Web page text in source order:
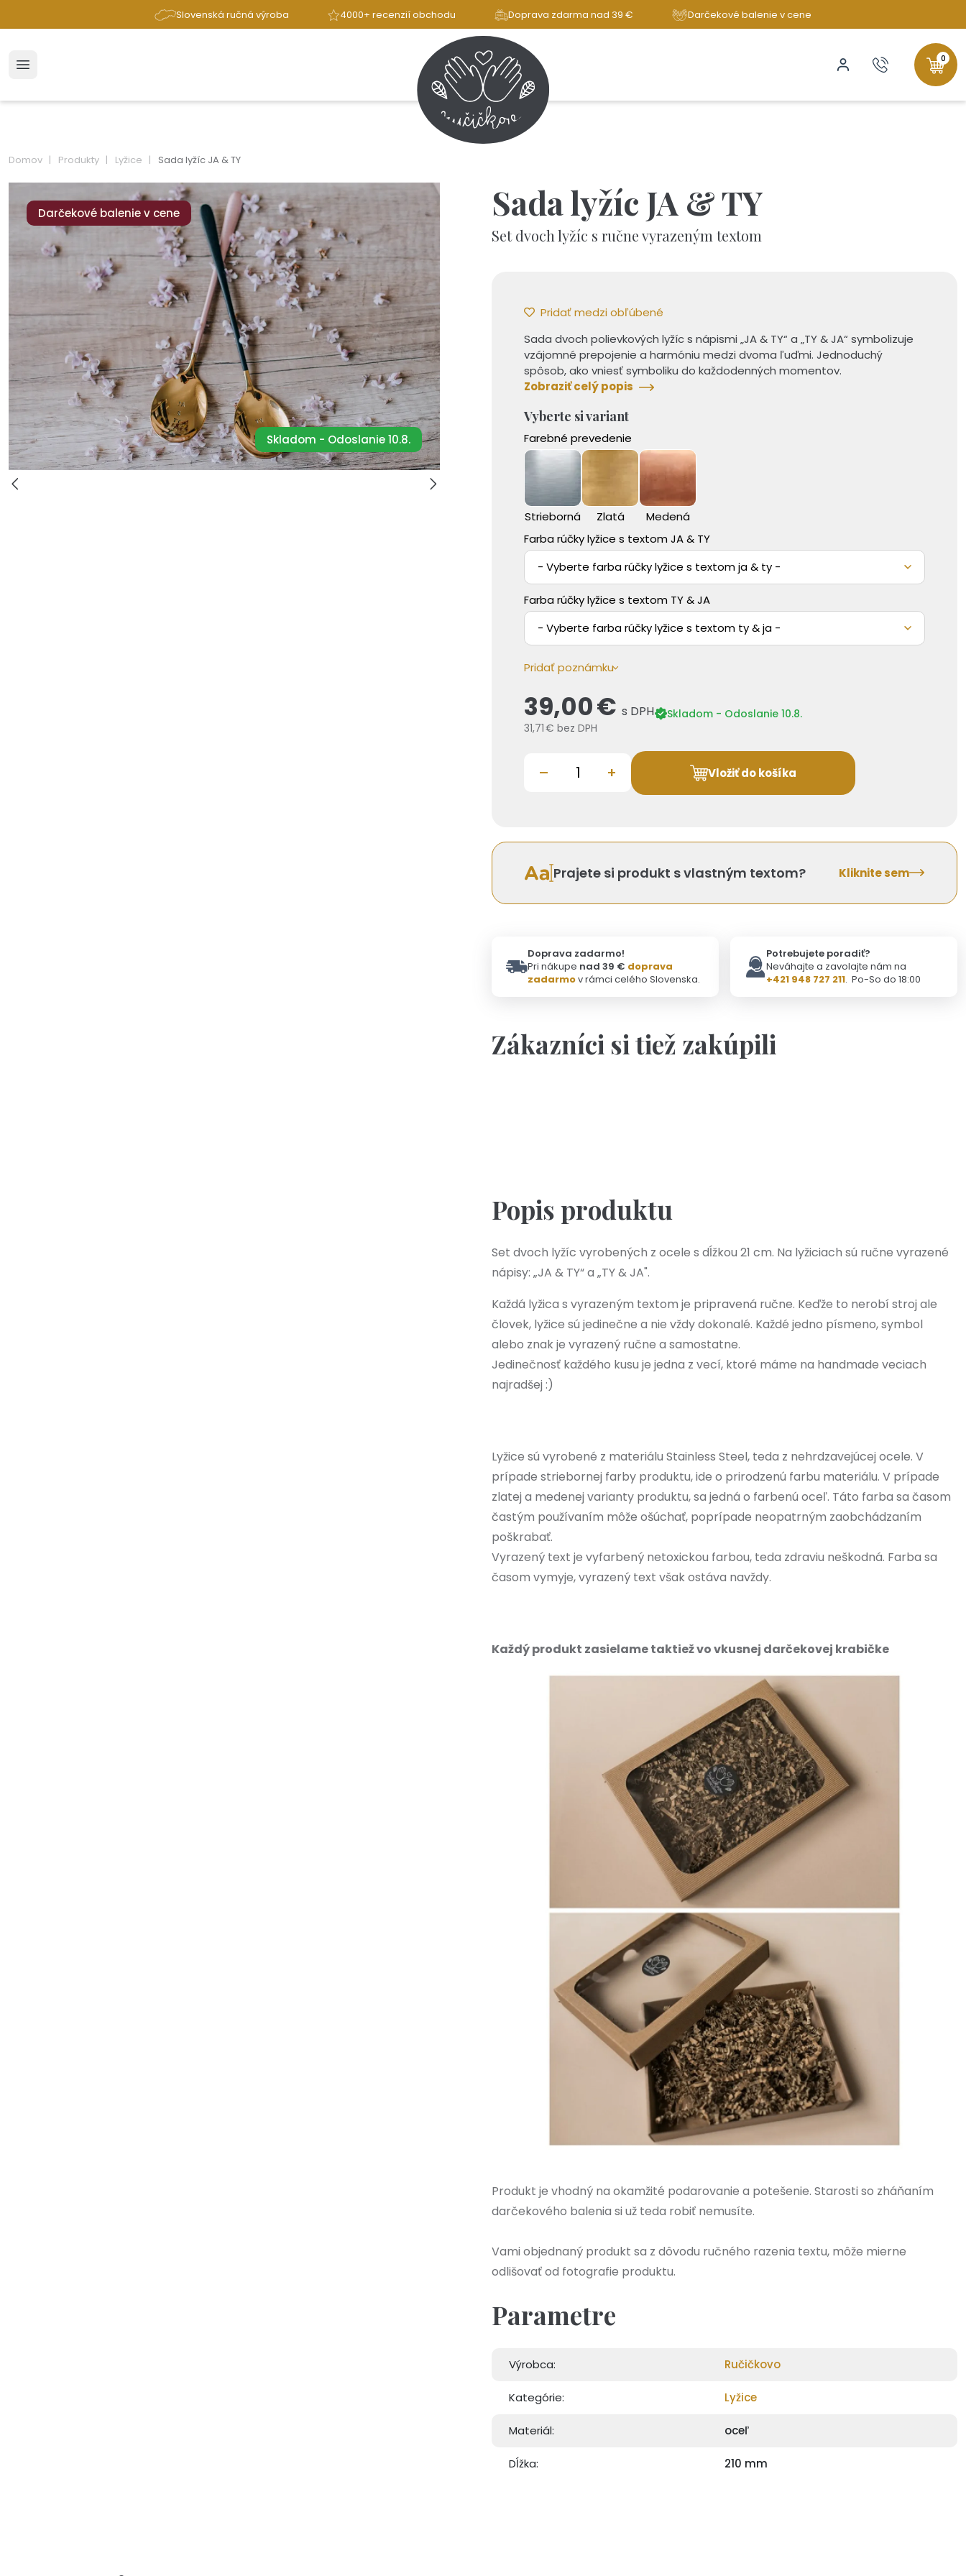
Slovenská ručná výroba 4000+ recenzií obchodu Doprava zdarma nad 39 € Darčekové balenie v cene
0
Domov Produkty Lyžice Sada lyžíc JA & TY
Darčekové balenie v cene
Skladom - Odoslanie 10.8.
Sada lyžíc JA & TY
Set dvoch lyžíc s ručne vyrazeným textom
Pridať medzi obľúbené
Sada dvoch polievkových lyžíc s nápismi „JA & TY“ a „TY & JA“ symbolizuje
vzájomné prepojenie a harmóniu medzi dvoma ľuďmi. Jednoduchý
spôsob, ako vniesť symboliku do každodenných momentov.
Zobraziť celý popis
Vyberte si variant
Farebné prevedenie
Strieborná Zlatá
Medená
Farba rúčky lyžice s textom JA & TY
- Vyberte farba rúčky lyžice s textom ja & ty -
Farba rúčky lyžice s textom TY & JA
- Vyberte farba rúčky lyžice s textom ty & ja -
Pridať poznámku
39,00 € s DPH
31,71 € bez DPH
Skladom - Odoslanie 10.8.
– + Vložiť do košíka
Prajete si produkt s vlastným textom? Kliknite sem
Doprava zadarmo!
Pri nákupe nad 39 € doprava
zadarmov rámci celého Slovenska.
Potrebujete poradiť?
Neváhajte a zavolajte nám na
+421 948 727 211. Po-So do 18:00
Zákazníci si tiež zakúpili
Popis produktu
Set dvoch lyžíc vyrobených z ocele s dĺžkou 21 cm. Na lyžiciach sú ručne vyrazené
nápisy: „JA & TY“ a „TY & JA".
Každá lyžica s vyrazeným textom je pripravená ručne. Keďže to nerobí stroj ale
človek, lyžice sú jedinečne a nie vždy dokonalé. Každé jedno písmeno, symbol
alebo znak je vyrazený ručne a samostatne.
Jedinečnosť každého kusu je jedna z vecí, ktoré máme na handmade veciach
najradšej :)
Lyžice sú vyrobené z materiálu Stainless Steel, teda z nehrdzavejúcej ocele. V
prípade striebornej farby produktu, ide o prirodzenú farbu materiálu. V prípade
zlatej a medenej varianty produktu, sa jedná o farbenú oceľ. Táto farba sa časom
častým používaním môže ošúchať, poprípade neopatrným zaobchádzaním
poškrabať.
Vyrazený text je vyfarbený netoxickou farbou, teda zdraviu neškodná. Farba sa
časom vymyje, vyrazený text však ostáva navždy.
Každý produkt zasielame taktiež vo vkusnej darčekovej krabičke
Produkt je vhodný na okamžité podarovanie a potešenie. Starosti so zháňaním
darčekového balenia si už teda robiť nemusíte.
Vami objednaný produkt sa z dôvodu ručného razenia textu, môže mierne
odlišovať od fotografie produktu.
Parametre
Výrobca: Ručičkovo
Kategórie: Lyžice
Materiál: oceľ
Dĺžka: 210 mm